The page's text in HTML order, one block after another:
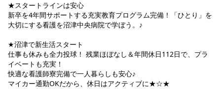
★スタートラインは安心
新卒を4年間サポートする充実教育プログラム完備！「ひとり」を
大切にする看護を沼津中央病院で学ぼう。♪
★沼津で新生活スタート
仕事も休みも全力投球！ 残業ほぼなし＆年間休日112日で、プラ
イベートも充実！
快適な看護師寮完備で一人暮らしも安心♪
マイカー通勤OKだから、休日はアクティブに★☆★